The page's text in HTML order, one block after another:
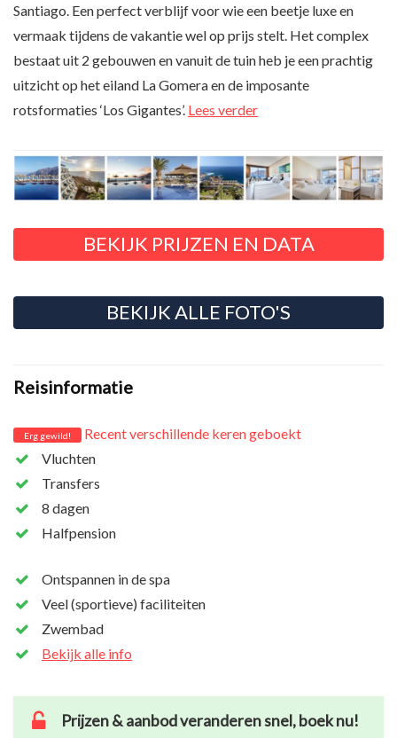
Santiago. Een perfect verblijf voor wie een beetje luxe en
vermaak tijdens de vakantie wel op prijs stelt. Het complex
bestaat uit 2 gebouwen en vanuit de tuin heb je een prachtig
uitzicht op het eiland La Gomera en de imposante
rotsformaties ‘Los Gigantes’. Lees verder
BEKIJK PRIJZEN EN DATA
BEKIJK ALLE FOTO'S
Reisinformatie
Erg gewild!
Recent verschillende keren geboekt
Vluchten
Transfers
8 dagen
Halfpension
Ontspannen in de spa
Veel (sportieve) faciliteiten
Zwembad
Bekijk alle info
Prijzen & aanbod veranderen snel, boek nu!